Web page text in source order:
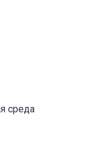
среда